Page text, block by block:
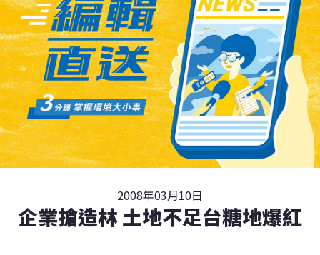
2008年03月10日
企業搶造林 土地不足台糖地爆紅